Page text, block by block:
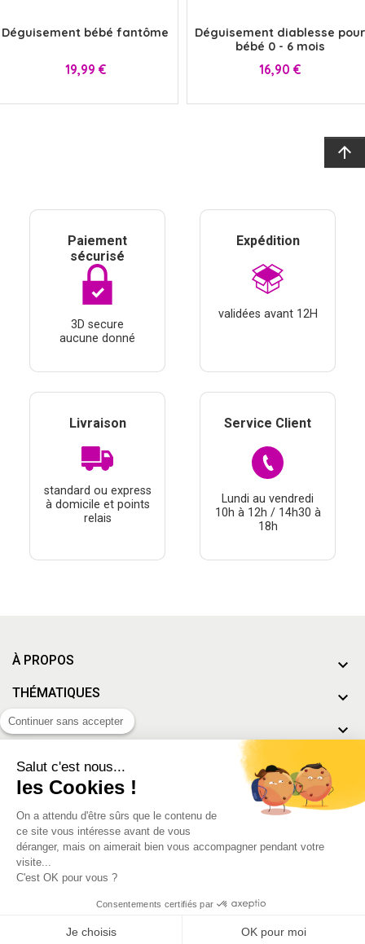
Déguisement bébé fantôme
Prix
19,99 €
Déguisement diablesse pour
bébé 0 - 6 mois
Prix
16,90 €
arrow_upward
Paiement
sécurisé
3D secure
aucune donné
Expédition
validées avant 12H
Livraison
standard ou express
à domicile et points
relais
Service Client
Lundi au vendredi
10h à 12h / 14h30 à
18h
À PROPOS
THÉMATIQUES
À DÉCOUVRIR
MON COMPTE
Conditions générales de vente
Continuer sans accepter
Salut c'est nous...
les Cookies !
On a attendu d'être sûrs que le contenu de
ce site vous intéresse avant de vous
déranger, mais on aimerait bien vous accompagner pendant votre
visite...
C'est OK pour vous ?
Consentements certifiés par
Je choisis OK pour moi